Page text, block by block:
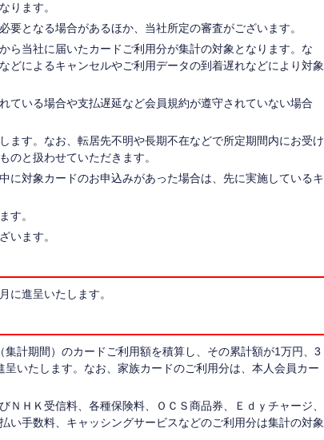
ります。
となる場合があるほか、当社所定の審査がございます。
ら当社に届いたカードご利用分が集計の対象となります。な
どによるキャンセルやご利用データの到着遅れなどにより対象
ている場合や支払遅延など会員規約が遵守されていない場合
ます。なお、転居先不明や長期不在などで所定期間内にお受け
のと扱わせていただきます。
に対象カードのお申込みがあった場合は、先に実施しているキ
す。
います。
に進呈いたします。
計期間）のカードご利用額を積算し、その累計額が1万円、3
いたします。なお、家族カードのご利用分は、本人会員カー
ＨＫ受信料、各種保険料、ＯＣＳ商品券、Ｅｄｙチャージ、
い手数料、キャッシングサービスなどのご利用分は集計の対象